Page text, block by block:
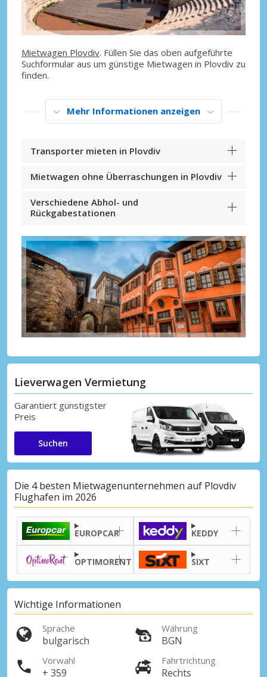
Mietwagen Plovdiv. Füllen Sie das oben aufgeführte
Suchformular aus um günstige Mietwagen in Plovdiv zu
finden.
Mehr Informationen anzeigen
Transporter mieten in Plovdiv
Mietwagen ohne Überraschungen in Plovdiv
Verschiedene Abhol- und
Rückgabestationen
Lieverwagen Vermietung
Garantiert günstigster
Preis
Suchen
Die 4 besten Mietwagenunternehmen auf Plovdiv
Flughafen im 2026
EUROPCAR KEDDY
OPTIMORENT SIXT
Wichtige Informationen
Sprache
bulgarisch
Währung
BGN
Vorwahl
+ 359
Fahrtrichtung
Rechts